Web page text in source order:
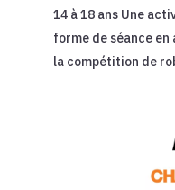
14 à 18 ans Une
forme de séance
la compétition de